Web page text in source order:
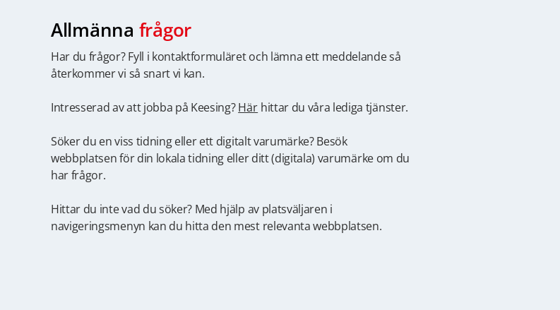
Allmänna frågor
Har du frågor? Fyll i kontaktformuläret och lämna ett meddelande så
återkommer vi så snart vi kan.
Intresserad av att jobba på Keesing?Här hittar du våra lediga tjänster.
Söker du en viss tidning eller ett digitalt varumärke? Besök
webbplatsen för din lokala tidning eller ditt (digitala) varumärke om du
har frågor.
Hittar du inte vad du söker? Med hjälp av platsväljaren i
navigeringsmenyn kan du hitta den mest relevanta webbplatsen.